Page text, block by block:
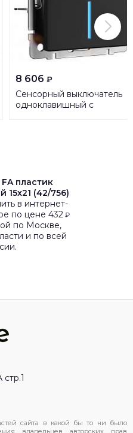
8 606 ₽
Сенсорный выключатель
одноклавишный с
пластик
(42/756)
в интернет-
по цене 432 ₽
по Москве,
и по всей
сайта в какой бы то ни было
владельцев авторских прав